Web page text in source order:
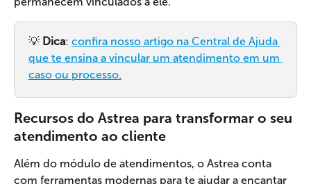
💡 Dica: confira nosso artigo na Central de Ajuda
que te ensina a vincular um atendimento em um
caso ou processo.
Recursos do Astrea para transformar o seu
atendimento ao cliente
Além do módulo de atendimentos, o Astrea conta
com ferramentas modernas para te ajudar a encantar